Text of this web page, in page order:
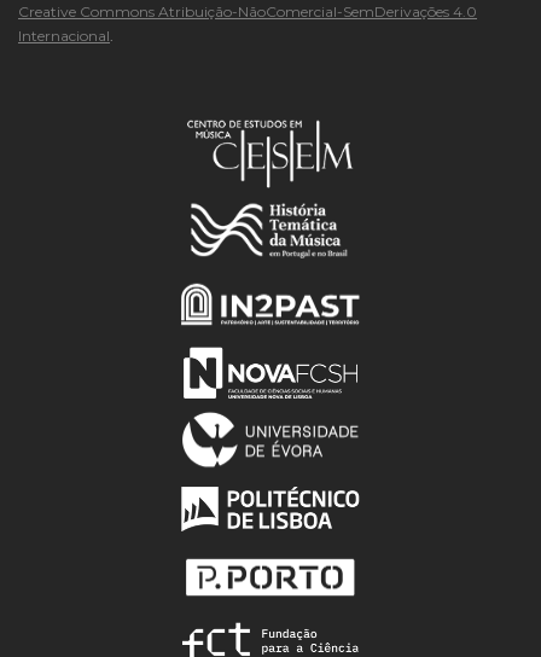
Creative Commons Atribuição-NãoComercial-SemDerivações 4.0
Internacional